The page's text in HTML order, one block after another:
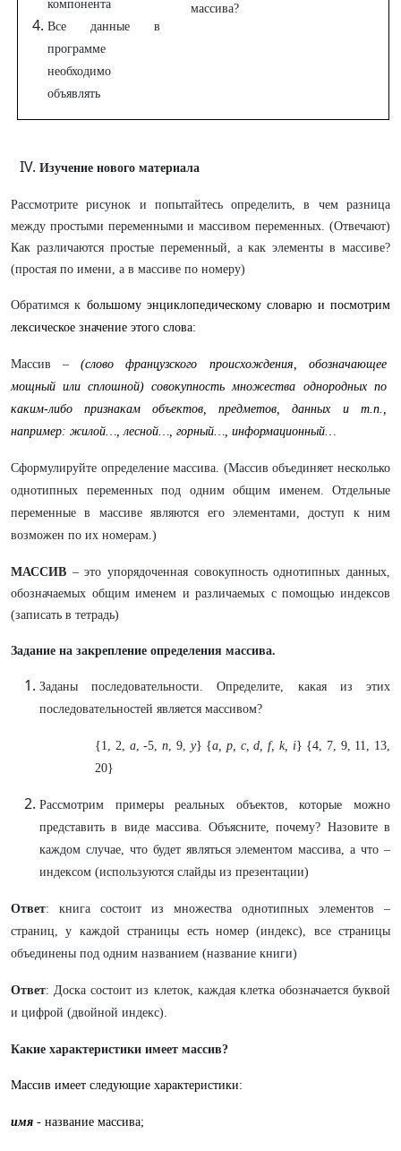
компонента
Все данные в
программе
необходимо
объявлять
массива?
Изучение нового материала
Рассмотрите рисунок и попытайтесь определить, в чем разница
между простыми переменными и массивом переменных. (Отвечают)
Как различаются простые переменный, а как элементы в массиве?
(простая по имени, а в массиве по номеру)
Обратимся к большому энциклопедическому словарю и посмотрим
лексическое значение этого слова:
Массив – (слово французского происхождения, обозначающее
мощный или сплошной) совокупность множества однородных по
каким-либо признакам объектов, предметов, данных и т.п.,
например: жилой…, лесной…, горный…, информационный…
Сформулируйте определение массива. (Массив объединяет несколько
однотипных переменных под одним общим именем. Отдельные
переменные в массиве являются его элементами, доступ к ним
возможен по их номерам.)
МАССИВ – это упорядоченная совокупность однотипных данных,
обозначаемых общим именем и различаемых с помощью индексов
(записать в тетрадь)
Задание на закрепление определения массива.
Заданы последовательности. Определите, какая из этих
последовательностей является массивом?
{1, 2, a, -5,n, 9, y} {a, p, c, d, f, k, i} {4, 7, 9, 11, 13,
20}
Рассмотрим примеры реальных объектов, которые можно
представить в виде массива. Объясните, почему? Назовите в
каждом случае, что будет являться элементом массива, а что –
индексом (используются слайды из презентации)
Ответ: книга состоит из множества однотипных элементов –
страниц, у каждой страницы есть номер (индекс), все страницы
объединены под одним названием (название книги)
Ответ: Доска состоит из клеток, каждая клетка обозначается буквой
и цифрой (двойной индекс).
Какие характеристики имеет массив?
Массив имеет следующие характеристики:
имя - название массива;